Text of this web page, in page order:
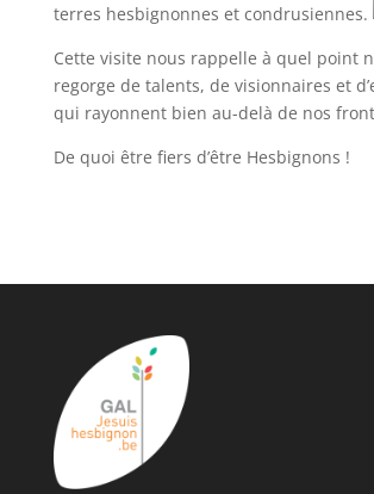
terres hesbignonnes et condrusiennes.
Cette visite nous rappelle à quel point
regorge de talents, de visionnaires et
qui rayonnent bien au-delà de nos
De quoi être fiers d’être Hesbignons !